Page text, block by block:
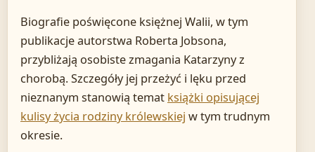
Biografie poświęcone księżnej Walii, w tym
publikacje autorstwa Roberta Jobsona,
przybliżają osobiste zmagania Katarzyny z
chorobą. Szczegóły jej przeżyć i lęku przed
nieznanym stanowią temat książki opisującej
kulisy życia rodziny królewskiej w tym trudnym
okresie.